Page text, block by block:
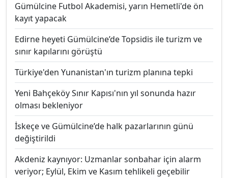
Gümülcine Futbol Akademisi, yarın Hemetli'de ön
kayıt yapacak
Edirne heyeti Gümülcine’de Topsidis ile turizm ve
sınır kapılarını görüştü
Türkiye'den Yunanistan'ın turizm planına tepki
Yeni Bahçeköy Sınır Kapısı'nın yıl sonunda hazır
olması bekleniyor
İskeçe ve Gümülcine’de halk pazarlarının günü
değiştirildi
Akdeniz kaynıyor: Uzmanlar sonbahar için alarm
veriyor; Eylül, Ekim ve Kasım tehlikeli geçebilir